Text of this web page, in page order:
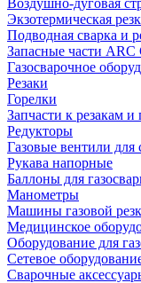
Воздушно-дуговая
Экзотермическая
Подводная сварка и
Запасные части
Газосварочное
Резаки
Горелки
Запчасти к резакам и
Редукторы
Газовые вентили для
Рукава напорные
Баллоны для
Манометры
Машины газовой
Медицинское
Оборудование для
Сетевое
Сварочные